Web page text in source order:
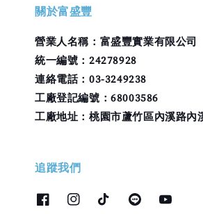
關於富盛豐
營業人名稱：富盛豐實業有限公司
統一編號：24278928
連絡電話：03-3249238
工廠登記編號：68003586
工廠地址：桃園市蘆竹區內溪路內
追蹤我們